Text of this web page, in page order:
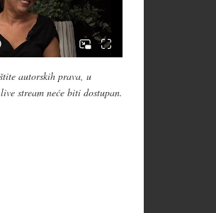
autorskih prava, u
stream neće biti dostupan.